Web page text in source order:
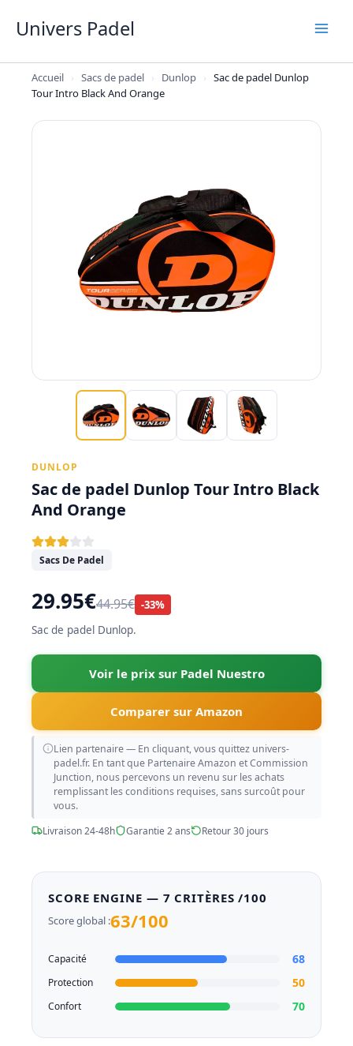
Univers Padel
Accueil › Sacs de padel › Dunlop › Sac de padel Dunlop
Tour Intro Black And Orange
DUNLOP
Sac de padel Dunlop Tour Intro Black
And Orange
Sacs De Padel
29.95€44.95€ -33%
Sac de padel Dunlop.
Voir le prix sur Padel Nuestro
Comparer sur Amazon
Lien partenaire — En cliquant, vous quittez univers-
padel.fr. En tant que Partenaire Amazon et Commission
Junction, nous percevons un revenu sur les achats
remplissant les conditions requises, sans surcoût pour
vous.
Livraison 24-48h
Garantie 2 ans Retour 30 jours
SCORE ENGINE — 7 CRITÈRES /100
Score global :63/100
Capacité 68
Protection 50
Confort 70